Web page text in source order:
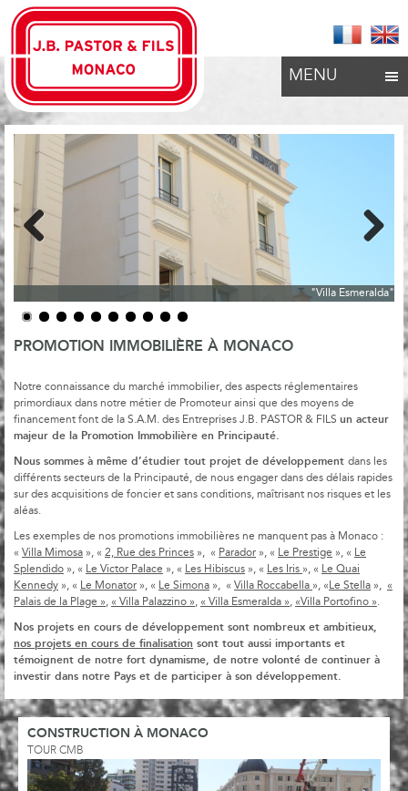
MENU
"Villa Esmeralda"
Previous
PROMOTION IMMOBILIÈRE À MONACO
Notre connaissance du marché immobilier, des aspects réglementaires
primordiaux dans notre métier de Promoteur ainsi que des moyens de
financement font de la S.A.M. des Entreprises J.B. PASTOR & FILS un acteur
majeur de la Promotion Immobilière en Principauté.
Nous sommes à même d’étudier tout projet de développement dans les
différents secteurs de la Principauté, de nous engager dans des délais rapides
sur des acquisitions de foncier et sans conditions, maîtrisant nos risques et les
aléas.
Les exemples de nos promotions immobilières ne manquent pas à Monaco :
« Villa Mimosa », « 2, Rue des Princes », « Parador », « Le Prestige », « Le
Splendido », « Le Victor Palace », « Les Hibiscus », « Les Iris », « Le Quai
Kennedy », « Le Monator », « Le Simona », « Villa Roccabella », «Le Stella », «
Palais de la Plage », « Villa Palazzino », « Villa Esmeralda », «Villa Portofino ».
N os projets en cours de développement sont nombreux et ambitieux,
nos projets en cours de finalisation sont tout aussi importants et
témoignent de notre fort dynamisme, de notre volonté de continuer à
investir dans notre Pays et de participer à son développement.
CONSTRUCTION À MONACO
TOUR CMB